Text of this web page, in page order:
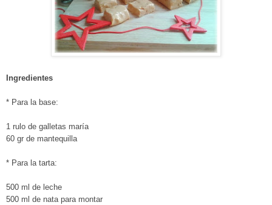
Ingredientes
* Para la base:
1 rulo de galletas maría
60 gr de mantequilla
* Para la tarta:
500 ml de leche
500 ml de nata para montar